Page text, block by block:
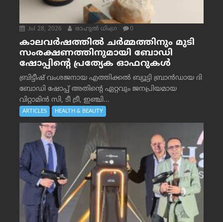
Jul 28, 2026 രാഹുല്‍ ധിംഗ്ര 0
കാലവർഷത്തിൽ ചർമ്മത്തിനും മുടി
സംരക്ഷണത്തിനുമായി ബോഡി
ഷോപ്പിന്റെ പ്രത്യേക ഓഫറുകൾ
ബ്രിട്ടീഷ് വംശജനായ എത്തിക്കൽ ബ്യൂട്ടി ബ്രാൻഡായ ദി
ബോഡി ഷോപ്പ് അതിന്റെ ഏറ്റവും ജനപ്രിയമായ
വിറ്റാമിൻ സി, ടീ ട്രീ, ഇഞ്ചി...
ARTICLES HEALTH & BEAUTY